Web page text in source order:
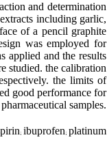
and determination
including garlic,
of a pencil graphite
was employed for
applied and the results
studied. the calibration
the limits of
good performance for
samples.
ibuprofen; platinum